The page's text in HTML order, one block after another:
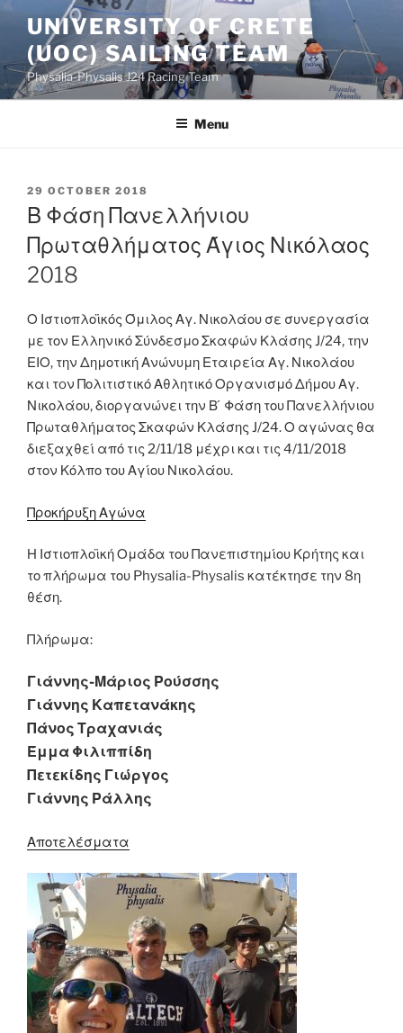
Skip
content
UNIVERSITY OF CRETE
(UOC) SAILING TEAM
Physalia-Physalis J24 Racing Team
Menu
POSTED
ON
29 OCTOBER 2018
Β Φάση Πανελλήνιου
Πρωταθλήματος Άγιος Νικόλαος
2018
Ο Ιστιοπλοϊκός Όμιλος Αγ. Νικολάου σε συνεργασία
με τον Ελληνικό Σύνδεσμο Σκαφών Κλάσης J/24, την
ΕΙΟ, την Δημοτική Ανώνυμη Εταιρεία Αγ. Νικολάου
και τoν Πολιτιστικό Αθλητικό Οργανισμό Δήμου Αγ.
Νικολάου, διοργανώνει την Β ́ Φάση του Πανελλήνιου
Πρωταθλήματος Σκαφών Κλάσης J/24. Ο αγώνας θα
διεξαχθεί από τις 2/11/18 μέχρι και τις 4/11/2018
στον Κόλπο του Αγίου Νικολάου.
Προκήρυξη Αγώνα
Η Ιστιοπλοϊκή Ομάδα του Πανεπιστημίου Κρήτης και
το πλήρωμα του Physalia-Physalis κατέκτησε την 8η
θέση.
Πλήρωμα:
Γιάννης-Μάριος Ρούσσης
Γιάννης Καπετανάκης
Πάνος Τραχανιάς
Έμμα Φιλιππίδη
Πετεκίδης Γιώργος
Γιάννης Ράλλης
Αποτελέσματα